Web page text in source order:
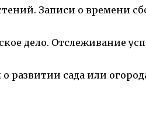
Записи о времени
дело. Отслеживание
развитии сада или